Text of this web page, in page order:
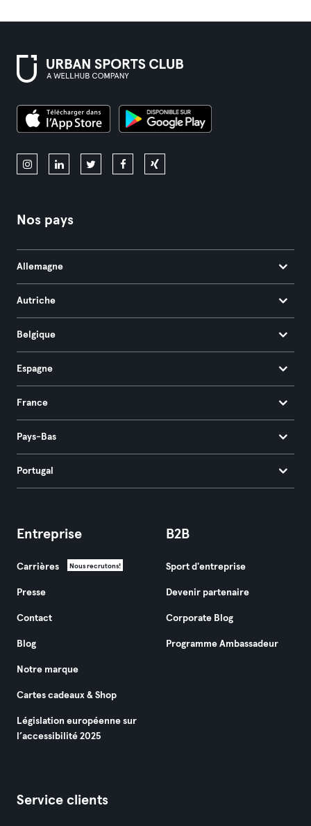
Nos pays
Allemagne
Autriche
Belgique
Espagne
France
Pays-Bas
Portugal
Entreprise
Carrières Nous recrutons!
Presse
Contact
Blog
Notre marque
Cartes cadeaux & Shop
Législation européenne sur
l’accessibilité 2025
B2B
Sport d'entreprise
Devenir partenaire
Corporate Blog
Programme Ambassadeur
Service clients